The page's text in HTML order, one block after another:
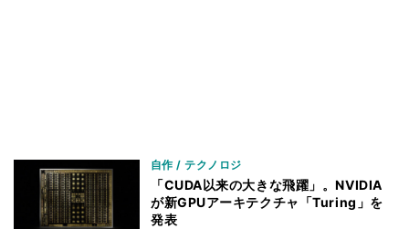
自作 / テクノロジ
「CUDA以来の大きな飛躍」。NVIDIA
が新GPUアーキテクチャ「Turing」を
発表